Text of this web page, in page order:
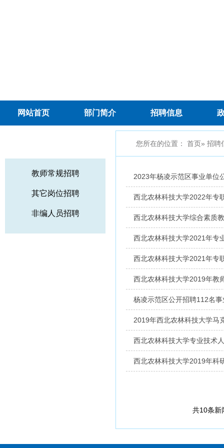
网站首页 部门简介 招聘信息
教师常规招聘
其它岗位招聘
非编人员招聘
您所在的位置： 首页» 招聘
2023年杨凌示范区事业单位
西北农林科技大学2022年专
西北农林科技大学综合素质
西北农林科技大学2021年专
西北农林科技大学2021年专
西北农林科技大学2019年教
杨凌示范区公开招聘112名
2019年西北农林科技大学马
西北农林科技大学专业技术
西北农林科技大学2019年科
共10条新